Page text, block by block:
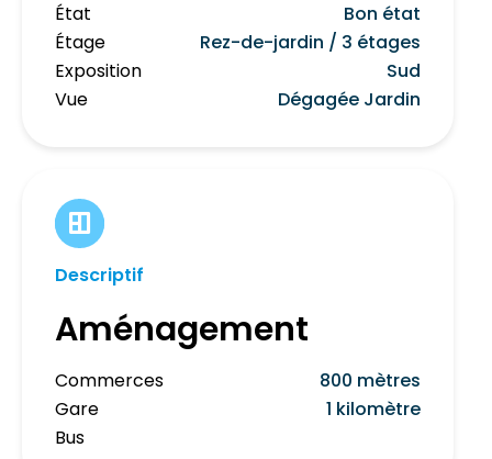
État
Bon état
Étage
Rez-de-jardin / 3 étages
Exposition
Sud
Vue
Dégagée Jardin
Descriptif
Aménagement
Commerces
800 mètres
Gare
1 kilomètre
Bus